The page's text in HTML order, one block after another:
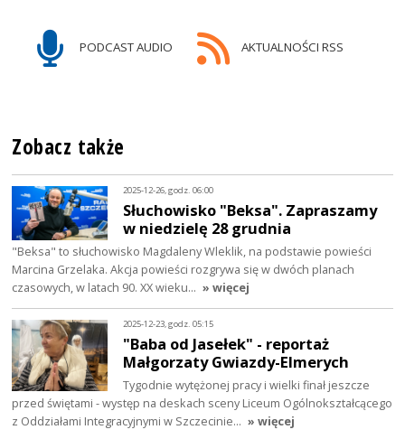
PODCAST AUDIO AKTUALNOŚCI RSS
Zobacz także
2025-12-26, godz. 06:00
Słuchowisko "Beksa". Zapraszamy
w niedzielę 28 grudnia
"Beksa" to słuchowisko Magdaleny Wleklik, na podstawie powieści
Marcina Grzelaka. Akcja powieści rozgrywa się w dwóch planach
czasowych, w latach 90. XX wieku… » więcej
2025-12-23, godz. 05:15
"Baba od Jasełek" - reportaż
Małgorzaty Gwiazdy-Elmerych
Tygodnie wytężonej pracy i wielki finał jeszcze
przed świętami - występ na deskach sceny Liceum Ogólnokształcącego
z Oddziałami Integracyjnymi w Szczecinie… » więcej